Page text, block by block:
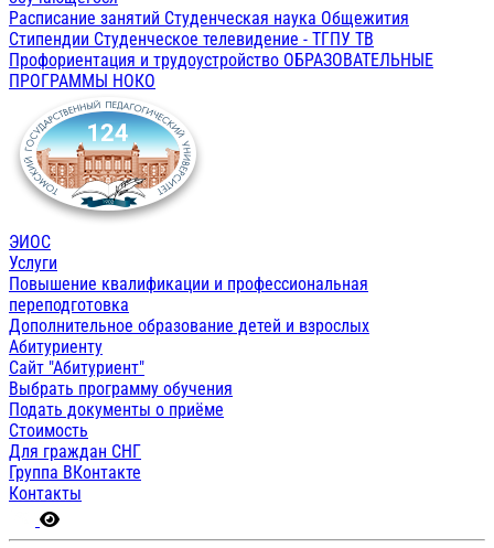
Расписание занятий Студенческая наука Общежития
Стипендии Студенческое телевидение - ТГПУ ТВ
Профориентация и трудоустройство ОБРАЗОВАТЕЛЬНЫЕ
ПРОГРАММЫ НОКО
ЭИОС
Услуги
Повышение квалификации и профессиональная
переподготовка
Дополнительное образование детей и взрослых
Абитуриенту
Сайт "Абитуриент"
Выбрать программу обучения
Подать документы о приёме
Стоимость
Для граждан СНГ
Группа ВКонтакте
Контакты